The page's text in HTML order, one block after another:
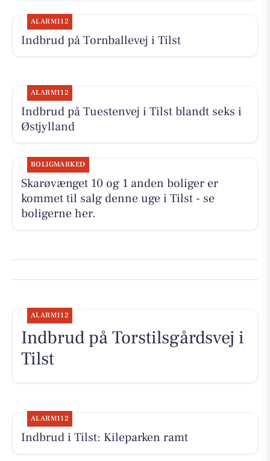
ALARM112
Indbrud på Tornballevej i Tilst
ALARM112
Indbrud på Tuestenvej i Tilst blandt seks i
Østjylland
BOLIGMARKED
Skarøvænget 10 og 1 anden boliger er
kommet til salg denne uge i Tilst - se
boligerne her.
ALARM112
Indbrud på Torstilsgårdsvej i
Tilst
ALARM112
Indbrud i Tilst: Kileparken ramt